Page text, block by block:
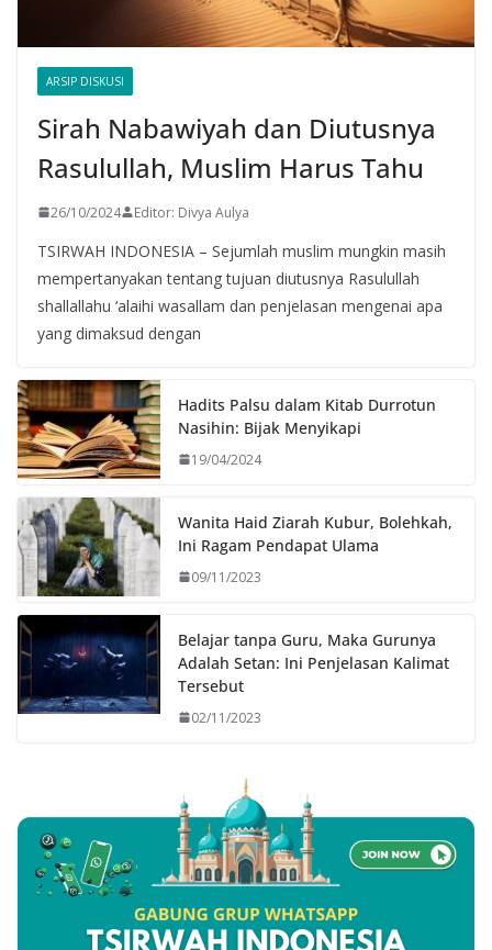
ARSIP DISKUSI
Sirah Nabawiyah dan Diutusnya
Rasulullah, Muslim Harus Tahu
26/10/2024 Editor: Divya Aulya
TSIRWAH INDONESIA – Sejumlah muslim mungkin masih
mempertanyakan tentang tujuan diutusnya Rasulullah
shallallahu ‘alaihi wasallam dan penjelasan mengenai apa
yang dimaksud dengan
Hadits Palsu dalam Kitab Durrotun
Nasihin: Bijak Menyikapi
19/04/2024
Wanita Haid Ziarah Kubur, Bolehkah,
Ini Ragam Pendapat Ulama
09/11/2023
Belajar tanpa Guru, Maka Gurunya
Adalah Setan: Ini Penjelasan Kalimat
Tersebut
02/11/2023